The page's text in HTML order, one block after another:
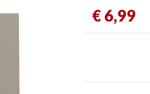
€ 6,99